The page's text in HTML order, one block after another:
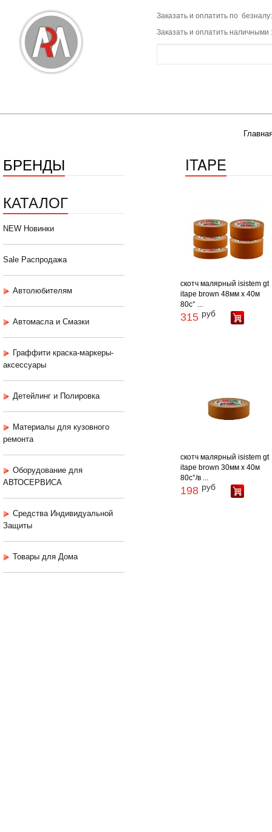
Заказать и оплатить по
Заказать и оплатить наличными
БРЕНДЫ
КАТАЛОГ
NEW Новинки
Sale Распродажа
Автолюбителям
Автомасла и Смазки
Граффити краска-маркеры-
аксессуары
Детейлинг и Полировка
Материалы для кузовного
ремонта
Оборудование для
АВТОСЕРВИСА
Средства Индивидуальной
Защиты
Товары для Дома
ITAPE
скотч малярный isistem gt
itape brown 48мм х 40м
80c° ...
315 руб
скотч малярный isistem gt
itape brown 30мм х 40м
80c°/в ...
198 руб